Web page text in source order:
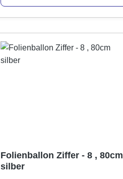
Folienballon Ziffer - 8 , 80cm
silber